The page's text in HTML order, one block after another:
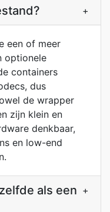
+
een of meer
optionele
containers
dus
de wrapper
zijn klein en
denkbaar,
en low-end
als een +